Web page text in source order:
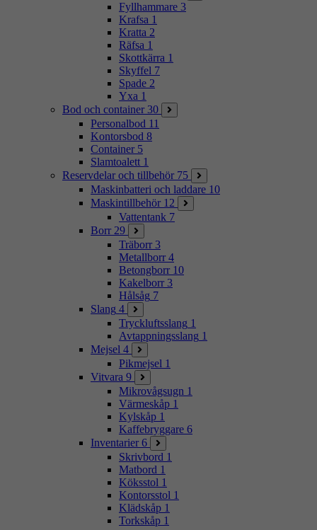
Fyllhammare 3
Krafsa 1
Kratta 2
Räfsa 1
Skottkärra 1
Skyffel 7
Spade 2
Yxa 1
Bod och container 30
Personalbod 11
Kontorsbod 8
Container 5
Slamtoalett 1
Reservdelar och tillbehör 75
Maskinbatteri och laddare 10
Maskintillbehör 12
Vattentank 7
Borr 29
Träborr 3
Metallborr 4
Betongborr 10
Kakelborr 3
Hålsåg 7
Slang 4
Tryckluftsslang 1
Avtappningsslang 1
Mejsel 4
Pikmejsel 1
Vitvara 9
Mikrovågsugn 1
Värmeskåp 1
Kylskåp 1
Kaffebryggare 6
Inventarier 6
Skrivbord 1
Matbord 1
Köksstol 1
Kontorsstol 1
Klädskåp 1
Torkskåp 1